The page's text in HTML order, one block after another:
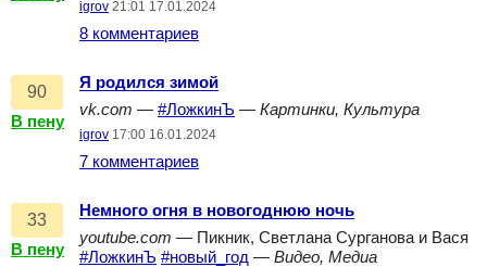
igrov 21:01 17.01.2024
8 комментариев
90
В пену
Я родился зимой
vk.com — #ЛожкинЪ — Картинки, Культура
igrov 17:00 16.01.2024
7 комментариев
33
В пену
Немного огня в новогоднюю ночь
youtube.com — Пикник, Светлана Сурганова и Вася
#ЛожкинЪ #новый_год — Видео, Медиа